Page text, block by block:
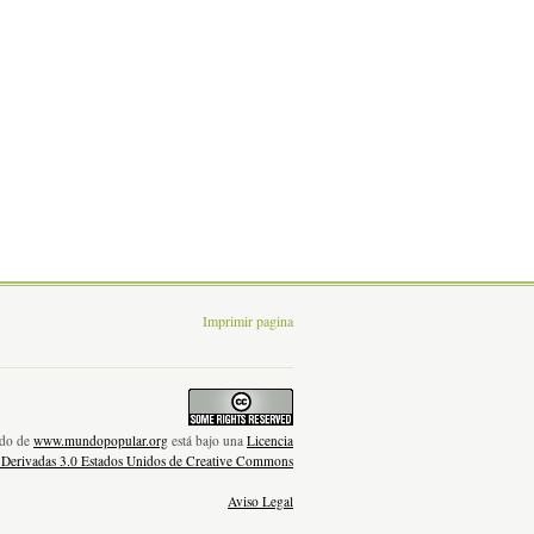
Imprimir pagina
de www.mundopopular.org está bajo una Licencia
3.0 Estados Unidos de Creative Commons
Aviso Legal